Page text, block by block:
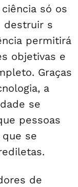
só os
destruir s
permitirá
objetivas e
Graças
a
se
pessoas
se
de